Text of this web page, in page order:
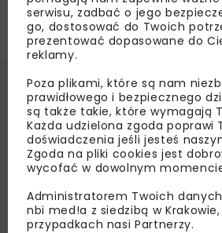
serwisu, zadbać o jego
go, dostosować do Twoich
prezentować dopasowane do
reklamy.
Poza plikami, które są nam
prawidłowego i bezpiecznego
są także takie, które wymagają
Każda udzielona zgoda poprawi
doświadczenia jeśli jesteś
Zgoda na pliki cookies jest
wycofać w dowolnym
Administratorem Twoich
nbi med!a z siedzibą w
przypadkach nasi Partnerzy.